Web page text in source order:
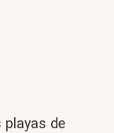
playas de